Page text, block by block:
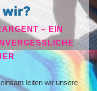
wir?
– EIN
leiten wir unsere